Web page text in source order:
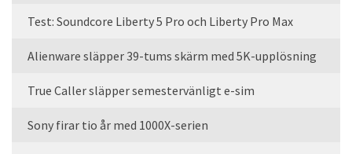
Test: Soundcore Liberty 5 Pro och Liberty Pro Max
Alienware släpper 39-tums skärm med 5K-upplösning
True Caller släpper semestervänligt e-sim
Sony firar tio år med 1000X-serien